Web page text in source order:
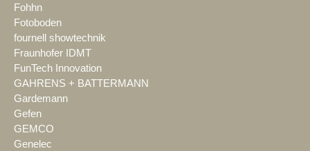
Fohhn
Fotoboden
fournell showtechnik
Fraunhofer IDMT
FunTech Innovation
GAHRENS + BATTERMANN
Gardemann
Gefen
GEMCO
Genelec